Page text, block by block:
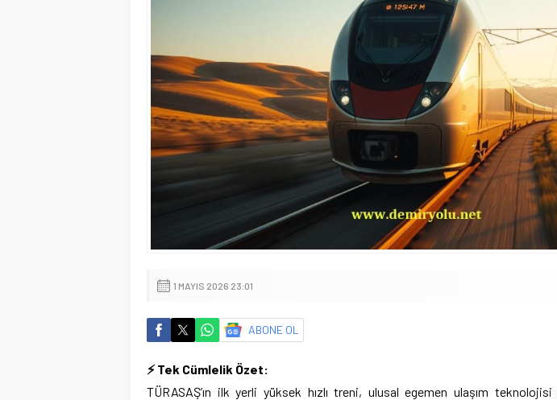
1 MAYIS 2026 23:01
ABONE OL
⚡ Tek Cümlelik Özet:
TÜRASAŞ’ın ilk yerli yüksek hızlı treni, ulusal egemen ulaşım